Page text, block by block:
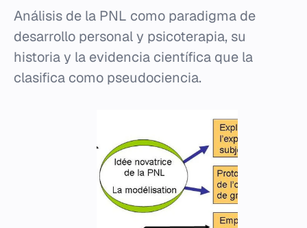
Análisis de la PNL como paradigma de
desarrollo personal y psicoterapia, su
historia y la evidencia científica que la
clasifica como pseudociencia.